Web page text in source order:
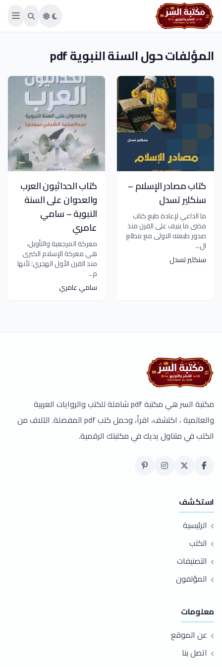
Skip to main content
المؤلفات حول السنة النبوية pdf
كتاب مصادر الإسلام –
سنكلير تسدل
ما الداعي لإعادة طبع كتاب
مضى ما ينيف على القرن منذ
صدور طبعته الاولى مع مطلع
ال...
سنكلير تسدل
كتاب الحداثيون العرب
والعدوان على السنة
النبوية – سامي
عامري
معركة المرجعية والتأويل،
هي معركة الإسلام الكبرى
منذ القرن الأول الهجري؛ لأنها
م...
سامي عامري
مكتبة السر هي مكتبة pdf شاملة للكتب والروايات العربية
والعالمية ، اكتشف، اقرأ، وحمل كتب pdf المفضلة. الآلاف من
الكتب في متناول يديك في مكتبتك الرقمية.
استكشف
الرئيسية
الكتب
التصنيفات
المؤلفون
معلومات
عن الموقع
اتصل بنا